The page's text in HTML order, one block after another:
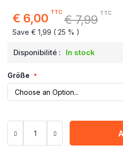
Special
€ 6,00 TTC
€ 7,99 TTC
Save € 1,99 ( 25 % )
Disponibilité : In stock
Größe